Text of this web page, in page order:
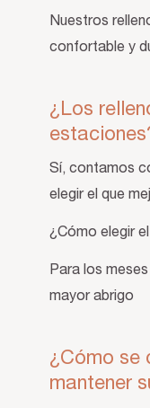
Nuestros
confortable y
¿Los
Sí, contamos
elegir el que
¿Cómo elegir
Para los
mayor abrigo
¿Cómo se
mantener